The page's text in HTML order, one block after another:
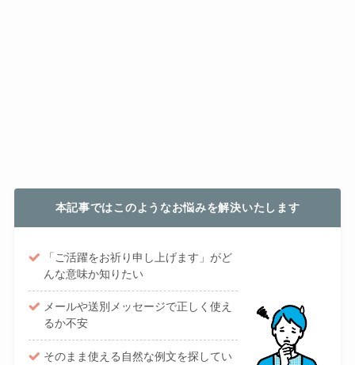
本記事ではこのようなお悩みを解決いたします
「ご活躍をお祈り申し上げます」がど
んな意味か知りたい
メールや送別メッセージで正しく使え
るか不安
そのまま使える自然な例文を探してい